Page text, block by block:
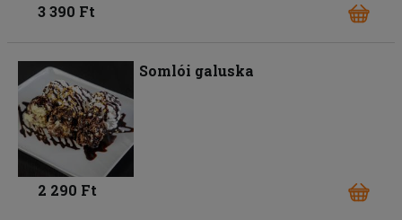
3 390 Ft
Somlói galuska
2 290 Ft